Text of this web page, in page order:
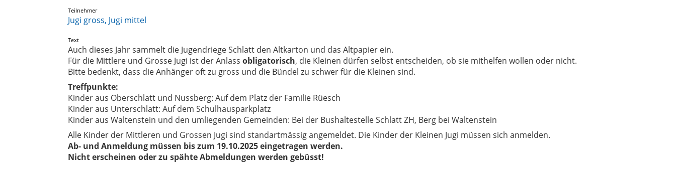
Teilnehmer
Jugi gross, Jugi mittel
Text
Auch dieses Jahr sammelt die Jugendriege Schlatt den Altkarton und das Altpapier ein.
Für die Mittlere und Grosse Jugi ist der Anlass obligatorisch, die Kleinen dürfen selbst entscheiden, ob sie mithelfen wollen oder nicht.
Bitte bedenkt, dass die Anhänger oft zu gross und die Bündel zu schwer für die Kleinen sind.
Treffpunkte:
Kinder aus Oberschlatt und Nussberg: Auf dem Platz der Familie Rüesch
Kinder aus Unterschlatt: Auf dem Schulhausparkplatz
Kinder aus Waltenstein und den umliegenden Gemeinden: Bei der Bushaltestelle Schlatt ZH, Berg bei Waltenstein
Alle Kinder der Mittleren und Grossen Jugi sind standartmässig angemeldet. Die Kinder der Kleinen Jugi müssen sich anmelden.
Ab- und Anmeldung müssen bis zum 19.10.2025 eingetragen werden.
Nicht erscheinen oder zu spähte Abmeldungen werden gebüsst!